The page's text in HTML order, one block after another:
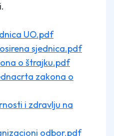
UO.pdf
sjednica.pdf
o štrajku.pdf
zakona o
i zdravlju na
odbor.pdf